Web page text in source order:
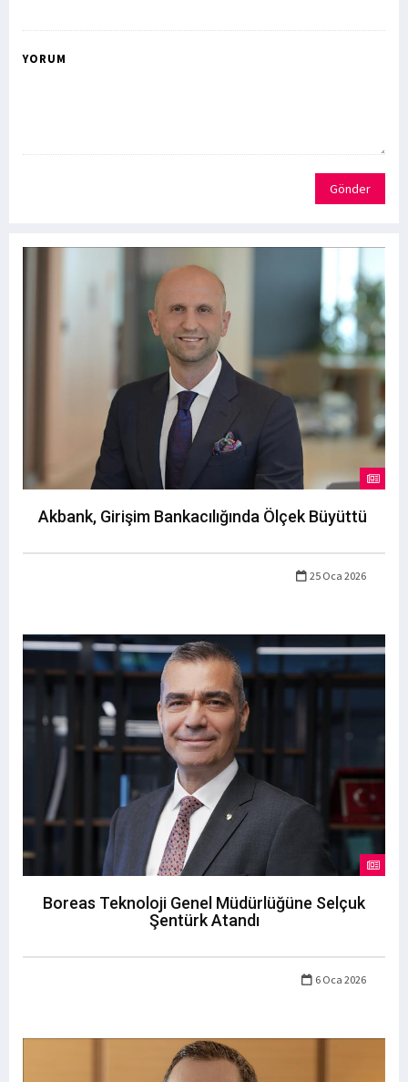
YORUM
Gönder
Akbank, Girişim Bankacılığında Ölçek Büyüttü
25 Oca 2026
Boreas Teknoloji Genel Müdürlüğüne Selçuk
Şentürk Atandı
6 Oca 2026